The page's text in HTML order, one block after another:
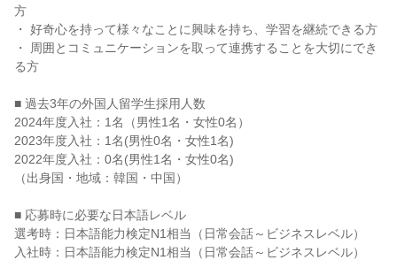
方
・ 好奇心を持って様々なことに興味を持ち、学習を継続できる方
・ 周囲とコミュニケーションを取って連携することを大切にでき
る方
■ 過去3年の外国人留学生採用人数
2024年度入社：1名（男性1名・女性0名）
2023年度入社：1名(男性0名・女性1名)
2022年度入社：0名(男性1名・女性0名)
（出身国・地域：韓国・中国）
■ 応募時に必要な日本語レベル
選考時：日本語能力検定N1相当（日常会話～ビジネスレベル）
入社時：日本語能力検定N1相当（日常会話～ビジネスレベル）